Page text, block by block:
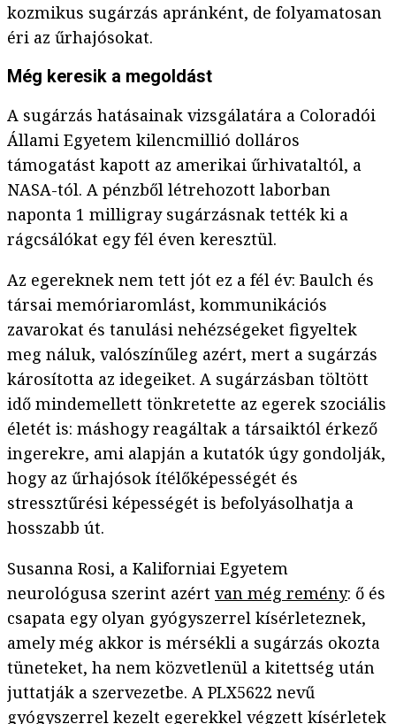
kozmikus sugárzás apránként, de folyamatosan
éri az űrhajósokat.
Még keresik a megoldást
A sugárzás hatásainak vizsgálatára a Coloradói
Állami Egyetem kilencmillió dolláros
támogatást kapott az amerikai űrhivataltól, a
NASA-tól. A pénzből létrehozott laborban
naponta 1 milligray sugárzásnak tették ki a
rágcsálókat egy fél éven keresztül.
Az egereknek nem tett jót ez a fél év: Baulch és
társai memóriaromlást, kommunikációs
zavarokat és tanulási nehézségeket figyeltek
meg náluk, valószínűleg azért, mert a sugárzás
károsította az idegeiket. A sugárzásban töltött
idő mindemellett tönkretette az egerek szociális
életét is: máshogy reagáltak a társaiktól érkező
ingerekre, ami alapján a kutatók úgy gondolják,
hogy az űrhajósok ítélőképességét és
stressztűrési képességét is befolyásolhatja a
hosszabb út.
Susanna Rosi, a Kaliforniai Egyetem
neurológusa szerint azért van még remény: ő és
csapata egy olyan gyógyszerrel kísérleteznek,
amely még akkor is mérsékli a sugárzás okozta
tüneteket, ha nem közvetlenül a kitettség után
juttatják a szervezetbe. A PLX5622 nevű
gyógyszerrel kezelt egerekkel végzett kísérletek